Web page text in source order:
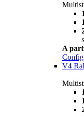
A
V4